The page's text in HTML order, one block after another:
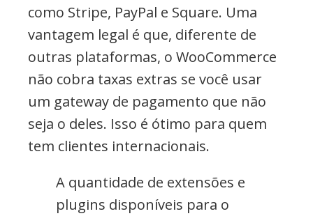
como Stripe, PayPal e Square. Uma
vantagem legal é que, diferente de
outras plataformas, o WooCommerce
não cobra taxas extras se você usar
um gateway de pagamento que não
seja o deles. Isso é ótimo para quem
tem clientes internacionais.
A quantidade de extensões e
plugins disponíveis para o